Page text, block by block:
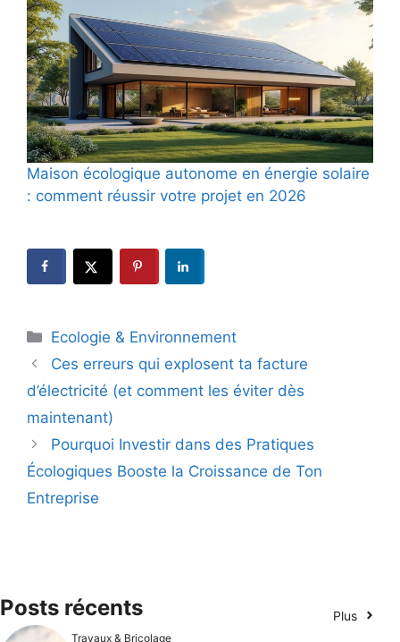
Maison écologique autonome en énergie solaire
: comment réussir votre projet en 2026
Catégories
Ecologie & Environnement
Ces erreurs qui explosent ta facture
d’électricité (et comment les éviter dès
maintenant)
Pourquoi Investir dans des Pratiques
Écologiques Booste la Croissance de Ton
Entreprise
Posts récents Plus
Travaux & Bricolage